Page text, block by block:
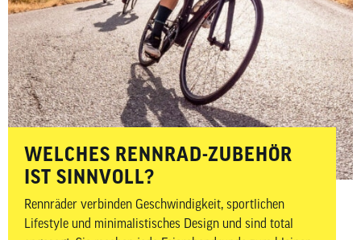
WELCHES RENNRAD-ZUBEHÖR
IST SINNVOLL?
Rennräder verbinden Geschwindigkeit, sportlichen
Lifestyle und minimalistisches Design und sind total